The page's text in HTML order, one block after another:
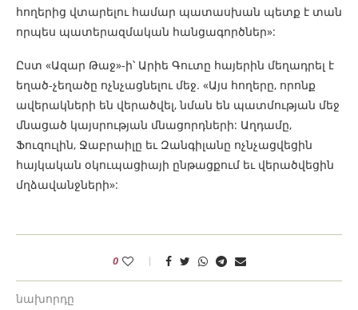
հողերից վտարելու համար պատասխան պետք է տան
որպես պատերազմական հանցագործներ»:
Ըստ «Ազար Թաջ»-ի՝ Արիե Գուտը հայերին մեղադրել է
եղած-չեղածը ոչնչացնելու մեջ. «Այս հողերը, որոնք
ավերակների են վերածվել, նման են պատմության մեջ
մնացած կայսրության մնացորդների: Աղդամը,
Ֆուզուլին, Ջաբրաիլը եւ Զանգիլանը ոչնչացվեցին
հայկական օկուպացիայի ընթացքում եւ վերածվեցին
մղձավանջների»:
0
նախորդը